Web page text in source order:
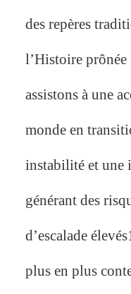
des repères
l’Histoire
assistons à une
monde en
instabilité et une
générant des
d’escalade
plus en plus